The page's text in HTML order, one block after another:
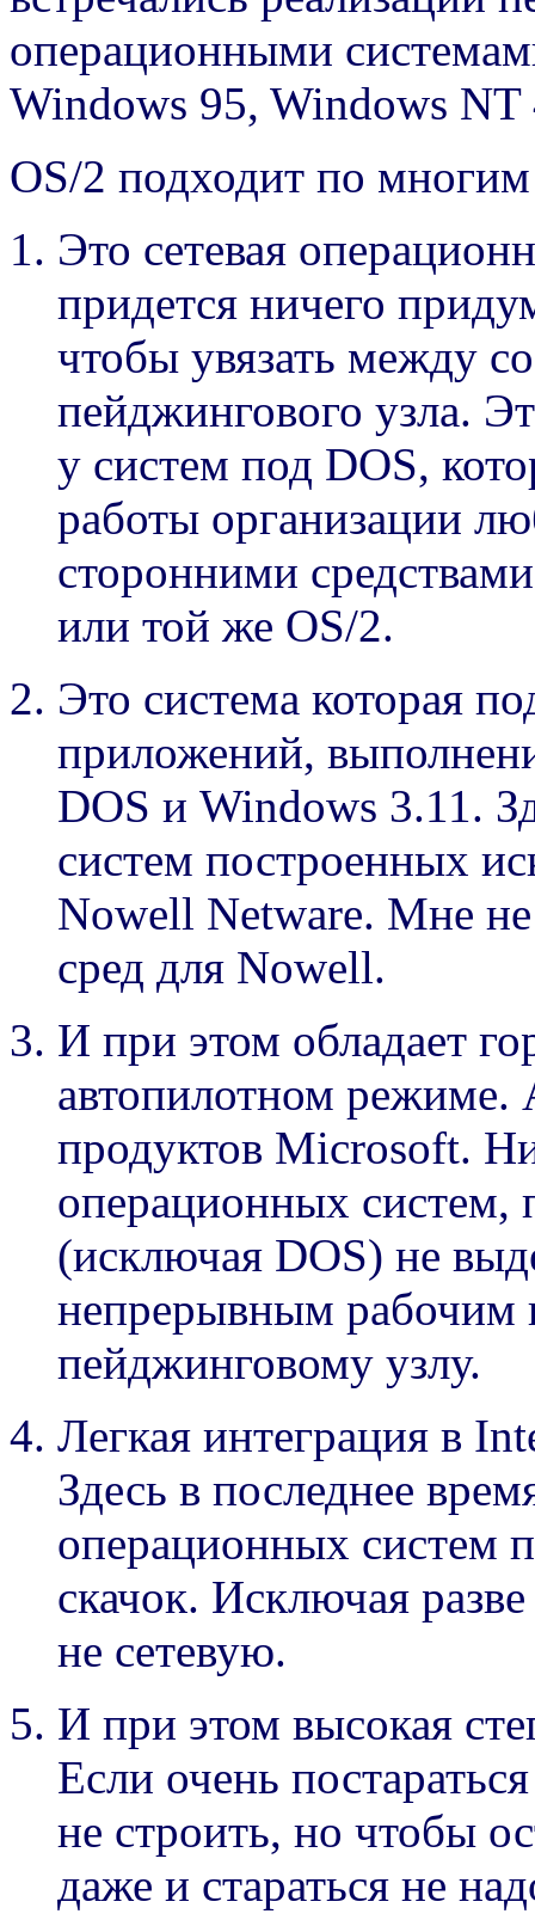
операционными
Windows 95, Windows
OS/2 подходит по
Это сетевая
придется ничего
чтобы увязать между
пейджингового узла.
у систем под DOS,
работы организации
сторонними
или той же OS/2.
Это система которая
приложений,
DOS и Windows 3.11.
систем построенных
Nowell Netware. Мне
сред для Nowell.
И при этом обладает
автопилотном режиме.
продуктов Microsoft.
операционных систем,
(исключая DOS) не
непрерывным рабочим
пейджинговому узлу.
Легкая интеграция в
Здесь в последнее
операционных систем
скачок. Исключая
не сетевую.
И при этом высокая
Если очень
не строить, но чтобы
даже и стараться не